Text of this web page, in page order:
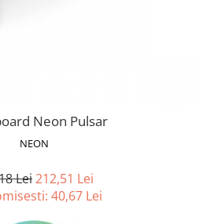
Neon Pulsar
NEON
Lei212,51 Lei
40,67 Lei